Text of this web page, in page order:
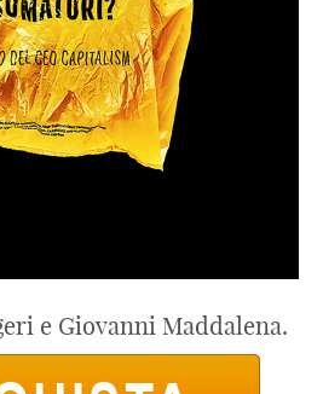
e Giovanni Maddalena.